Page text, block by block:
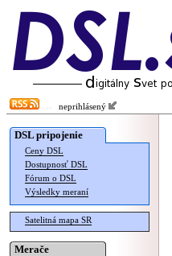
neprihlásený
DSL pripojenie
Ceny DSL
Dostupnosť DSL
Fórum o DSL
Výsledky meraní
Satelitná mapa SR
Merače